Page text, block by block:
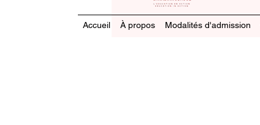
Accueil À propos Modalités d'admission